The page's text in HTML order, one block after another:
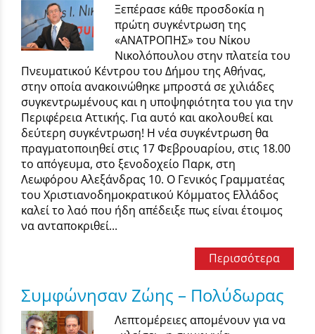
Ξεπέρασε κάθε προσδοκία η
πρώτη συγκέντρωση της
«ΑΝΑΤΡΟΠΗΣ» του Νίκου
Νικολόπουλου στην πλατεία του
Πνευματικού Κέντρου του Δήμου της Αθήνας,
στην οποία ανακοινώθηκε μπροστά σε χιλιάδες
συγκεντρωμένους και η υποψηφιότητα του για την
Περιφέρεια Αττικής. Για αυτό και ακολουθεί και
δεύτερη συγκέντρωση! Η νέα συγκέντρωση θα
πραγματοποιηθεί στις 17 Φεβρουαρίου, στις 18.00
το απόγευμα, στο ξενοδοχείο Παρκ, στη
Λεωφόρου Αλεξάνδρας 10. Ο Γενικός Γραμματέας
του Χριστιανοδημοκρατικού Κόμματος Ελλάδος
καλεί το λαό που ήδη απέδειξε πως είναι έτοιμος
να ανταποκριθεί...
Περισσότερα
Συμφώνησαν Ζώης – Πολύδωρας
Λεπτομέρειες απομένουν για να